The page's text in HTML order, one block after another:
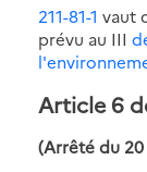
211-81-1 vaut
prévu au III
Article 6
(Arrêté du